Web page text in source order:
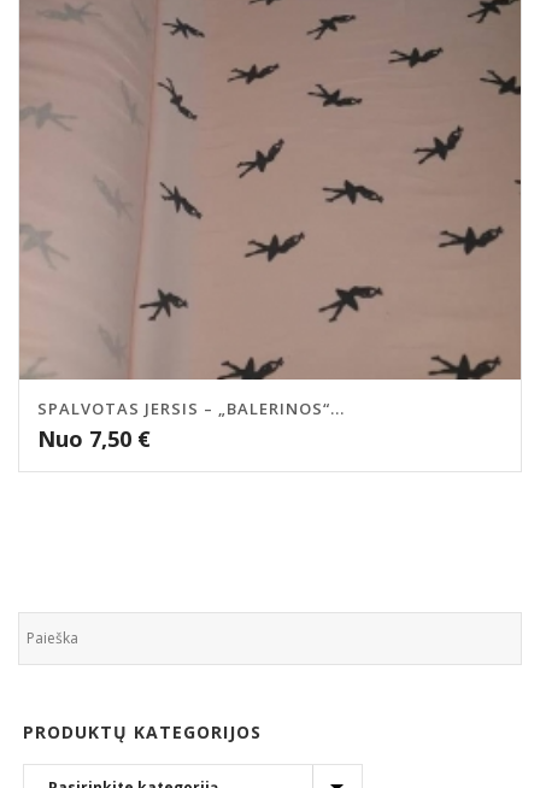
SPALVOTAS JERSIS – „BALERINOS“...
Nuo 7,50 €
PRODUKTŲ KATEGORIJOS